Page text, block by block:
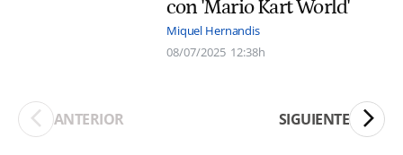
con 'Mario Kart World'
Miquel Hernandis
08/07/2025 12:38h
ANTERIOR SIGUIENTE